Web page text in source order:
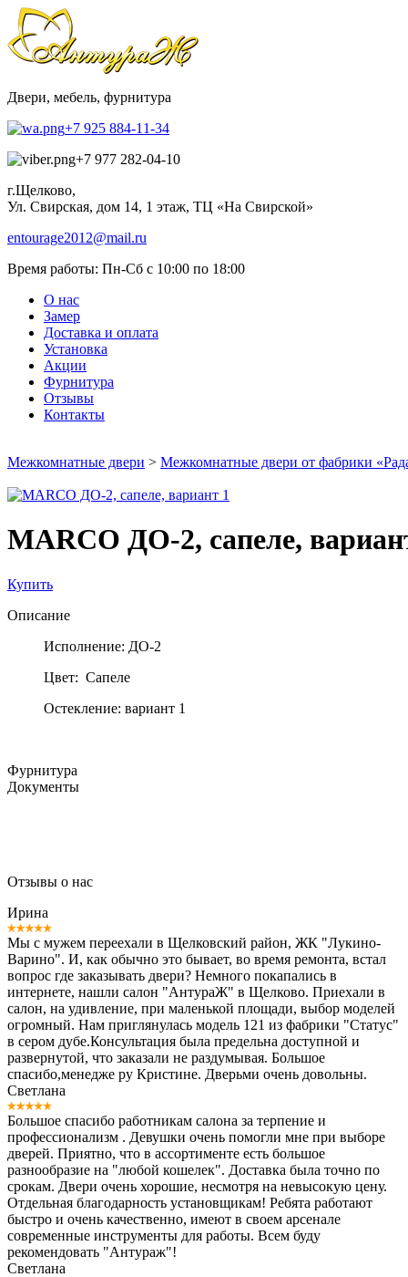
Двери, мебель, фурнитура
+7 925 884-11-34
+7 977 282-04-10
г.Щелково,
Ул. Свирская, дом 14, 1 этаж, ТЦ «На Свирской»
entourage2012@mail.ru
Время работы: Пн-Сб с 10:00 по 18:00
О нас
Замер
Доставка и оплата
Установка
Акции
Фурнитура
Отзывы
Контакты
Межкомнатные двери > Межкомнатные двери от фабрики
MARCO ДО-2, сапеле,
Купить
Описание
Исполнение: ДО-2
Цвет: Сапеле
Остекление: вариант 1
Фурнитура
Документы
Отзывы о нас
Ирина
Мы с мужем переехали в Щелковский район, ЖК "Лукино-
Варино". И, как обычно это бывает, во время ремонта, встал
вопрос где заказывать двери? Немного покапались в
интернете, нашли салон "АнтураЖ" в Щелково. Приехали в
салон, на удивление, при маленькой площади, выбор моделей
огромный. Нам приглянулась модель 121 из фабрики "Статус"
в сером дубе.Консультация была предельна доступной и
развернутой, что заказали не раздумывая. Большое
спасибо,менедже ру Кристине. Дверьми очень довольны.
Светлана
Большое спасибо работникам салона за терпение и
профессионализм . Девушки очень помогли мне при выборе
дверей. Приятно, что в ассортименте есть большое
разнообразие на "любой кошелек". Доставка была точно по
срокам. Двери очень хорошие, несмотря на невысокую цену.
Отдельная благодарность установщикам! Ребята работают
быстро и очень качественно, имеют в своем арсенале
современные инструменты для работы. Всем буду
рекомендовать "Антураж"!
Светлана